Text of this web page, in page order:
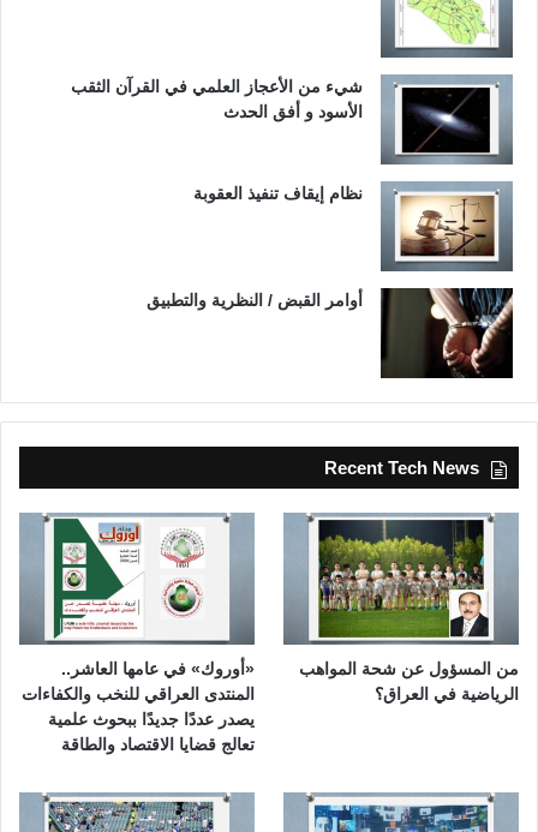
شيء من الأعجاز العلمي في القرآن الثقب
الأسود و أفق الحدث
نظام إيقاف تنفيذ العقوبة
أوامر القبض / النظرية والتطبيق
Recent Tech News
من المسؤول عن شحة المواهب
الرياضية في العراق؟
«أوروك» في عامها العاشر..
المنتدى العراقي للنخب والكفاءات
يصدر عددًا جديدًا ببحوث علمية
تعالج قضايا الاقتصاد والطاقة